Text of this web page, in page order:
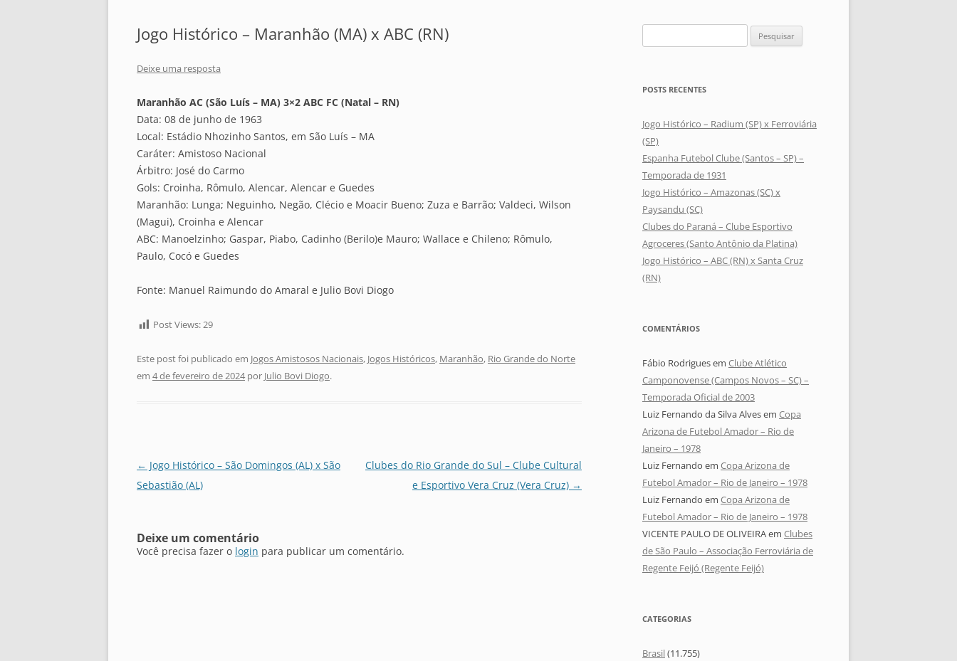
Jogo Histórico – Maranhão (MA) x ABC (RN)
Deixe uma resposta
Maranhão AC (São Luís – MA) 3×2 ABC FC (Natal – RN)
Data: 08 de junho de 1963
Local: Estádio Nhozinho Santos, em São Luís – MA
Caráter: Amistoso Nacional
Árbitro: José do Carmo
Gols: Croinha, Rômulo, Alencar, Alencar e Guedes
Maranhão: Lunga; Neguinho, Negão, Clécio e Moacir Bueno; Zuza e Barrão; Valdeci, Wilson
(Magui), Croinha e Alencar
ABC: Manoelzinho; Gaspar, Piabo, Cadinho (Berilo)e Mauro; Wallace e Chileno; Rômulo,
Paulo, Cocó e Guedes
Fonte: Manuel Raimundo do Amaral e Julio Bovi Diogo
Post Views:29
Este post foi publicado em Jogos Amistosos Nacionais, Jogos Históricos, Maranhão, Rio Grande do Norte
em 4 de fevereiro de 2024por Julio Bovi Diogo.
Navegação
de
← Jogo Histórico – São Domingos (AL) x São
Sebastião (AL)
Clubes do Rio Grande do Sul – Clube Cultural
e Esportivo Vera Cruz (Vera Cruz) →
Deixe um comentário
Você precisa fazer o login para publicar um comentário.
por:
POSTS RECENTES
Jogo Histórico – Radium (SP) x Ferroviária
(SP)
Espanha Futebol Clube (Santos – SP) –
Temporada de 1931
Jogo Histórico – Amazonas (SC) x
Paysandu (SC)
Clubes do Paraná – Clube Esportivo
Agroceres (Santo Antônio da Platina)
Jogo Histórico – ABC (RN) x Santa Cruz
(RN)
COMENTÁRIOS
Fábio Rodriguesem Clube Atlético
Camponovense (Campos Novos – SC) –
Temporada Oficial de 2003
Luiz Fernando da Silva Alvesem Copa
Arizona de Futebol Amador – Rio de
Janeiro – 1978
Luiz Fernando em Copa Arizona de
Futebol Amador – Rio de Janeiro – 1978
Luiz Fernando em Copa Arizona de
Futebol Amador – Rio de Janeiro – 1978
VICENTE PAULO DE OLIVEIRAem Clubes
de São Paulo – Associação Ferroviária de
Regente Feijó (Regente Feijó)
CATEGORIAS
Brasil(11.755)